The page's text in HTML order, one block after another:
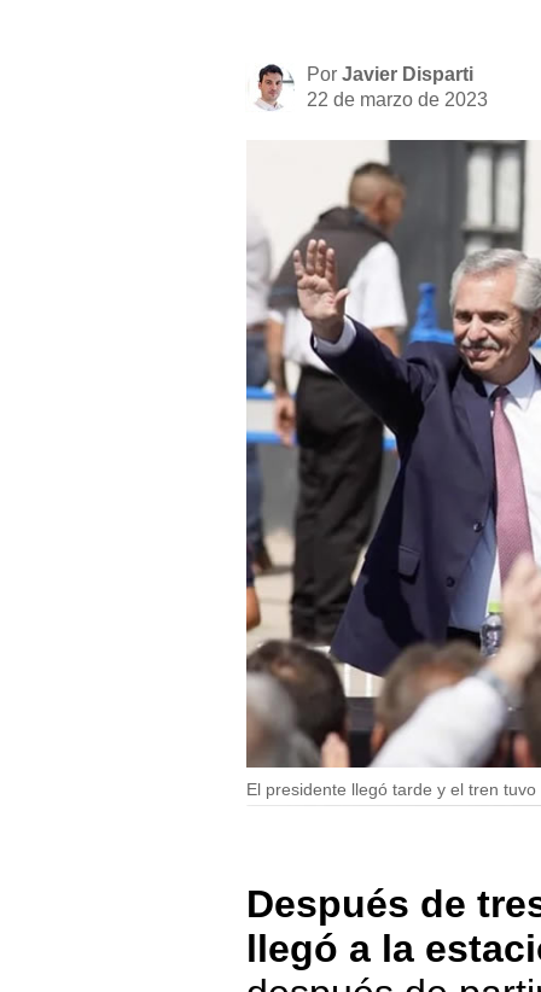
Por Javier Disparti
22 de marzo de 2023
El presidente llegó tarde y el tren
Después de
llegó a la